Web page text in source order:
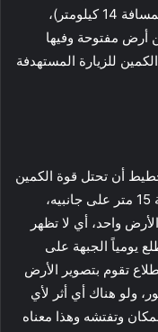
مشابهة في بير عديب (قبل العين السخنة بمسافة 14 كيلومتر)،
أرض مفتوحة وفيها
للزيارة المستهدفة
أن تحتل قوة الكمين
أماكن على جانب هذا الطريق وعلى مسافة 15 متر على جانبيه،
واحد، أي لا تظهر
يومياً الجبهة على
استطلاع تقوم بتصوير الأرض
ولو هناك أي أثر لأي
وتفتشه وهذا معناه